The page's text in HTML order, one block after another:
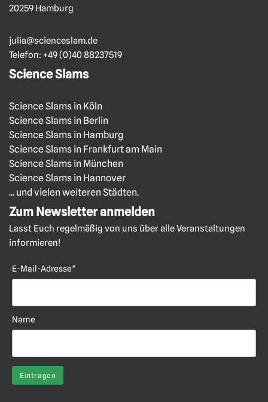
20259 Hamburg
julia@scienceslam.de
Telefon: +49 (0)40 88237519
Science Slams
Science Slams in Köln
Science Slams in Berlin
Science Slams in Hamburg
Science Slams in Frankfurt am Main
Science Slams in München
Science Slams in Hannover
... und vielen weiteren Städten.
Zum Newsletter anmelden
Lasst Euch regelmäßig von uns über alle Veranstaltungen
informieren!
E-Mail-Adresse*
Name